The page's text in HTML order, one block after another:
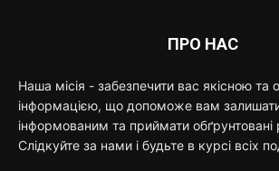
ПРО НАС
Наша місія - забезпечити вас якісною та
інформацією, що допоможе вам
інформованим та приймати обґрунтовані
Слідкуйте за нами і будьте в курсі всіх